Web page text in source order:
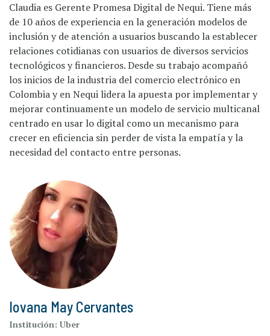
Claudia es Gerente Promesa Digital de Nequi. Tiene más
de 10 años de experiencia en la generación modelos de
inclusión y de atención a usuarios buscando la establecer
relaciones cotidianas con usuarios de diversos servicios
tecnológicos y financieros. Desde su trabajo acompañó
los inicios de la industria del comercio electrónico en
Colombia y en Nequi lidera la apuesta por implementar y
mejorar continuamente un modelo de servicio multicanal
centrado en usar lo digital como un mecanismo para
crecer en eficiencia sin perder de vista la empatía y la
necesidad del contacto entre personas.
Iovana May Cervantes
Institución: Uber